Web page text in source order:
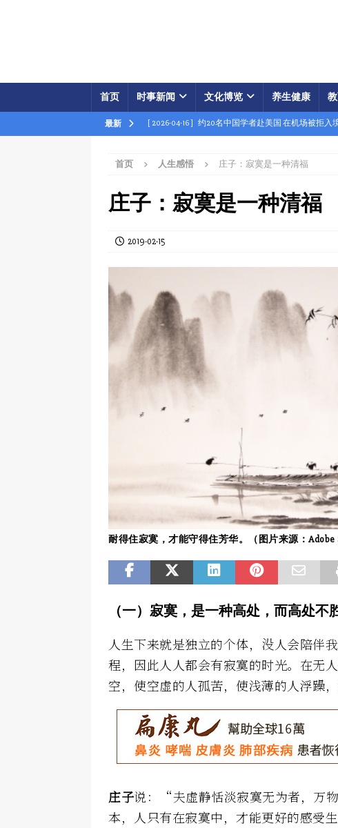
首页 时事新闻 文化博览 养生健康
最新 [ 2026-04-16 ] 约20名中国学者赴美国 在机场被拒入
[ 2026-04-15 ] 伊朗被曝密购中共间谍卫星 瞄准美军
[ 2026-04-15 ] 【时事金扫描】四艘中国油轮闯关记
专家：美军军事胜利牵动中共军中震荡
[ 2026-04-02 ]
美破獲大規模禮品卡詐騙 贓款成中共軍
首页 人生感悟 庄子：寂寞是一种清福
庄子：寂寞是一种清福
2019-02-15
耐得住寂寞，才能守得住芳华。（图片来源：Adobe
（一）寂寞，是一种高处，而高处不
人生下来就是独立的个体，没人会陪伴
程，因此人人都会有寂寞的时光。在无
空，使空虚的人孤苦，使浅薄的人浮躁，
庄子说：“夫虚静恬淡寂寞无为者，万
本，人只有在寂寞中，才能更好的感受